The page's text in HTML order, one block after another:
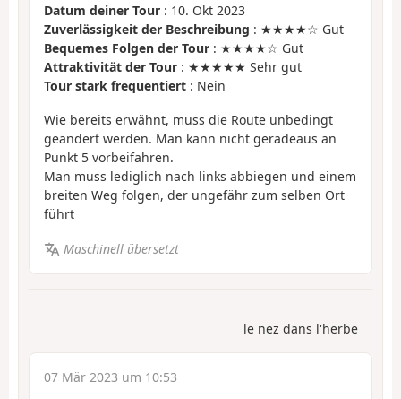
Datum deiner Tour : 10. Okt 2023
Zuverlässigkeit der Beschreibung : ★★★★☆ Gut
Bequemes Folgen der Tour : ★★★★☆ Gut
Attraktivität der Tour : ★★★★★ Sehr gut
Tour stark frequentiert : Nein
Wie bereits erwähnt, muss die Route unbedingt
geändert werden. Man kann nicht geradeaus an
Punkt 5 vorbeifahren.
Man muss lediglich nach links abbiegen und einem
breiten Weg folgen, der ungefähr zum selben Ort
führt
Maschinell übersetzt
le nez dans l'herbe
07 Mär 2023 um 10:53